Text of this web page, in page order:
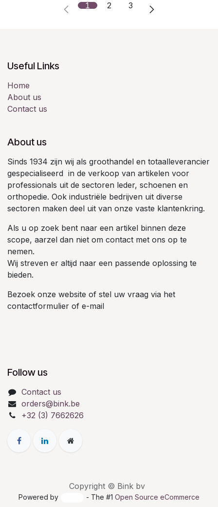
1 2 3
Useful Links
Home
About us
Contact us
About us
Sinds 1934 zijn wij als groothandel en totaalleverancier
gespecialiseerd in de verkoop van artikelen voor
professionals uit de sectoren leder, schoenen en
orthopedie. Ook industriële bedrijven uit diverse
sectoren maken deel uit van onze vaste klantenkring.
Als u op zoek bent naar een artikel binnen deze
scope, aarzel dan niet om contact met ons op te
nemen.
Wij streven er altijd naar een passende oplossing te
bieden.
Bezoek onze website of stel uw vraag via het
contactformulier of e-mail
Follow us
Contact us
orders@bink.be
+32 (3) 7662626
Copyright © Bink bv
Powered by - The #1 Open Source eCommerce